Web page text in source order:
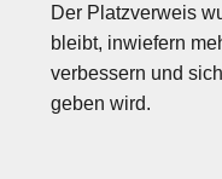
Der Platzverweis
bleibt, inwiefern
verbessern und
geben wird.